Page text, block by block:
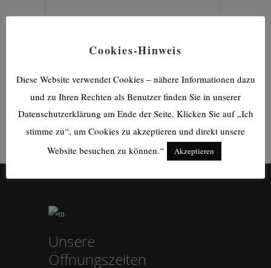
Unsere
Öffnungszeiten
Cookies-Hinweis
Diese Website verwendet Cookies – nähere Informationen dazu
und zu Ihren Rechten als Benutzer finden Sie in unserer
Datenschutzerklärung am Ende der Seite. Klicken Sie auf „Ich
stimme zu“, um Cookies zu akzeptieren und direkt unsere
Website besuchen zu können.“
Akzeptieren